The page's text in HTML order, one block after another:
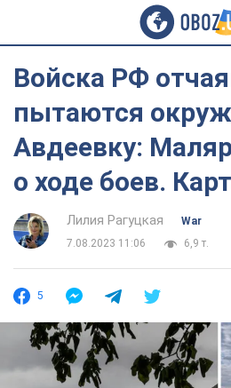
Войска РФ
пытаются
Авдеевку:
о ходе боев.
Лилия Рагуцкая
War
7.08.2023 11:06
6,9 т.
5